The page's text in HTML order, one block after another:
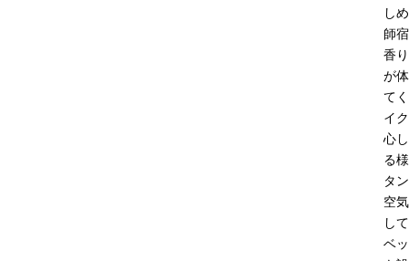
し
師
香
が
て
イ
心
る
タ
空
し
ベ